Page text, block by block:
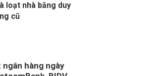
loạt nhà băng duy
cũ
ngân hàng ngày